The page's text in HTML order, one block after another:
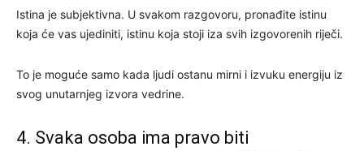
Istina je subjektivna. U svakom razgovoru, pronađite istinu
koja će vas ujediniti, istinu koja stoji iza svih izgovorenih riječi.
To je moguće samo kada ljudi ostanu mirni i izvuku energiju iz
svog unutarnjeg izvora vedrine.
4. Svaka osoba ima pravo biti